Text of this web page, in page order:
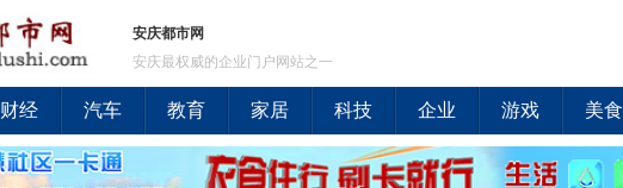
安庆都市网
安庆最权威的企业门户网站之一
财经 汽车 教育 家居 科技 企业 游戏 美食